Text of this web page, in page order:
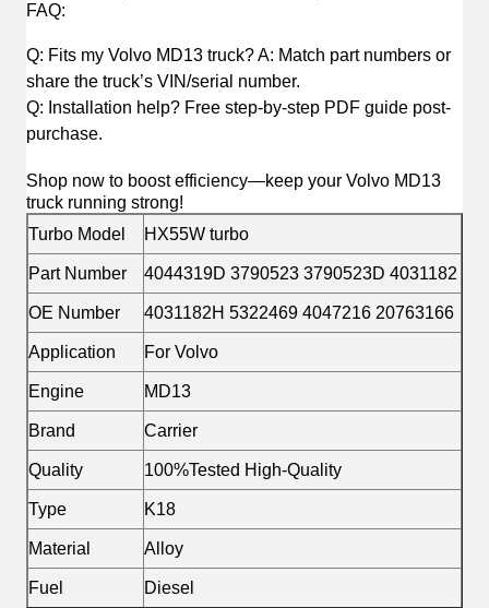
FAQ:
Q: Fits my Volvo MD13 truck? A: Match part numbers or
share the truck’s VIN/serial number.
Q: Installation help? Free step-by-step PDF guide post-
purchase.
Shop now to boost efficiency—keep your Volvo MD13
truck running strong!
Turbo Model
HX55W turbo
Part Number 4044319D 3790523 3790523D 4031182
OE Number 4031182H 5322469 4047216 20763166
Application For Volvo
Engine MD13
Brand Carrier
Quality 100%Tested High-Quality
Type K18
Material Alloy
Fuel Diesel